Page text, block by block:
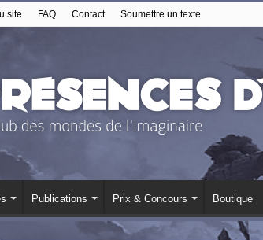
site FAQ Contact Soumettre un texte
Publications Prix & Concours Boutique